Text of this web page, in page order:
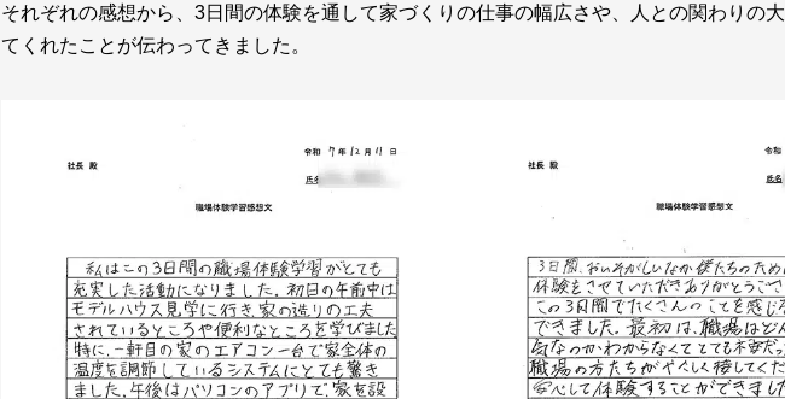
それぞれの感想から、3日間の体験を通して家づくりの仕事の幅広さや、人との関わりの
てくれたことが伝わってきました。